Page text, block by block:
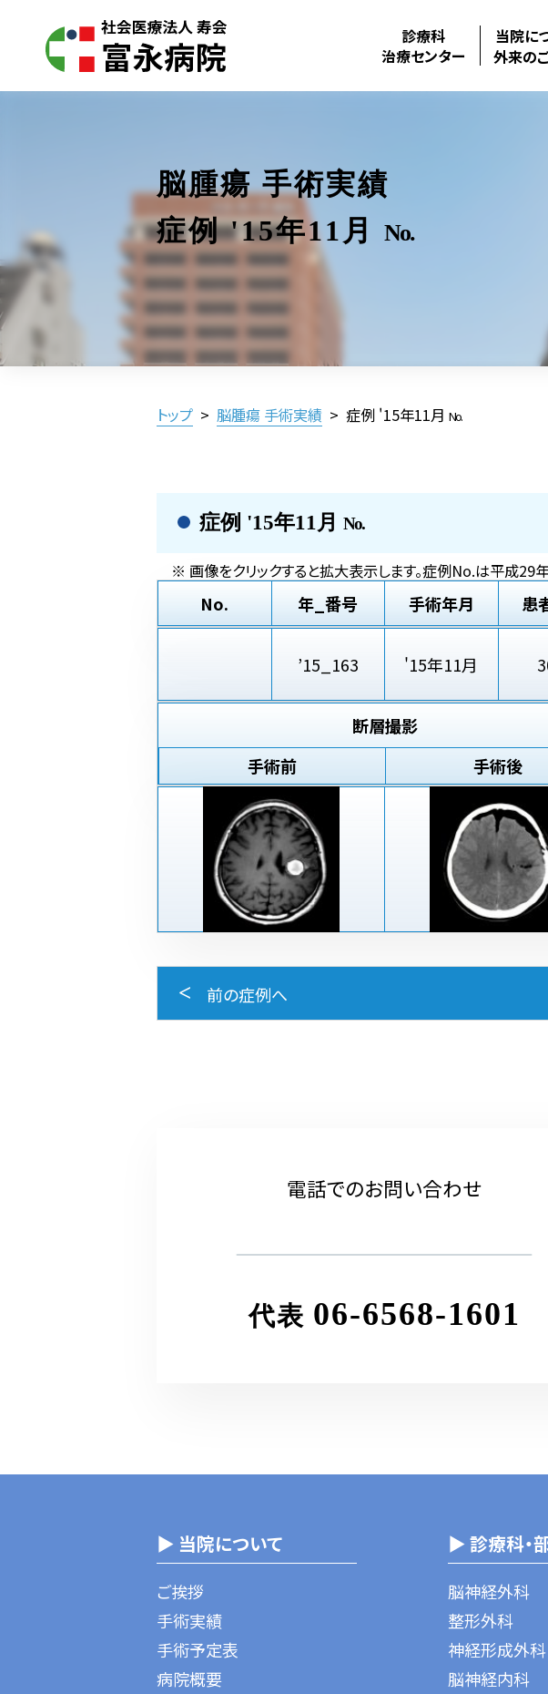
診療科
治療センター
当院に
外来の
脳腫瘍 手術実績
症例 '15年11月
No.
トップ > 脳腫瘍 手術実績 > 症例 '15年11月No.
症例 '15年11月 No.
※ 画像をクリックすると拡大表示します。症例No.は平成29
No. 年_番号 手術年月 患
’15_163 '15年11月
断層撮影
手術前
手術後
前の症例へ
電話でのお問い合わせ
代表 06-6568-1601
▶ 当院について
ご挨拶
手術実績
手術予定表
病院概要
▶ 診療科・
脳神経外科
整形外科
神経形成外科
脳神経内科